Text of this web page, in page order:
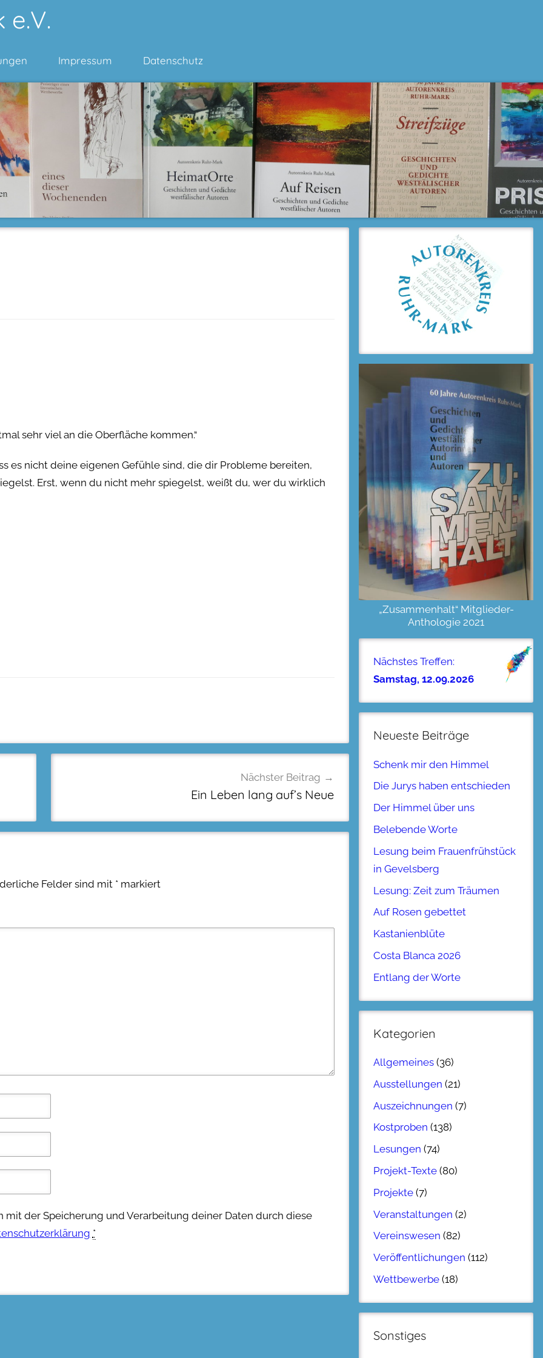
Impressum Datenschutz
sehr viel an die Oberfläche kommen.“
es nicht deine eigenen Gefühle sind, die dir Probleme bereiten,
Erst, wenn du nicht mehr spiegelst, weißt du, wer du wirklich
Nächster Beitrag
Ein Leben lang auf’s Neue
Felder sind mit * markiert
der Speicherung und Verarbeitung deiner Daten durch diese
*
„Zusammenhalt“ Mitglieder-
Anthologie 2021
Nächstes Treffen:
Samstag, 12.09.2026
Neueste Beiträge
Schenk mir den Himmel
Die Jurys haben entschieden
Der Himmel über uns
Belebende Worte
Lesung beim Frauenfrühstück
in Gevelsberg
Lesung: Zeit zum Träumen
Auf Rosen gebettet
Kastanienblüte
Costa Blanca 2026
Entlang der Worte
Kategorien
Allgemeines (36)
Ausstellungen (21)
Auszeichnungen (7)
Kostproben (138)
Lesungen (74)
Projekt-Texte (80)
Projekte (7)
Veranstaltungen (2)
Vereinswesen (82)
Veröffentlichungen (112)
Wettbewerbe (18)
Sonstiges